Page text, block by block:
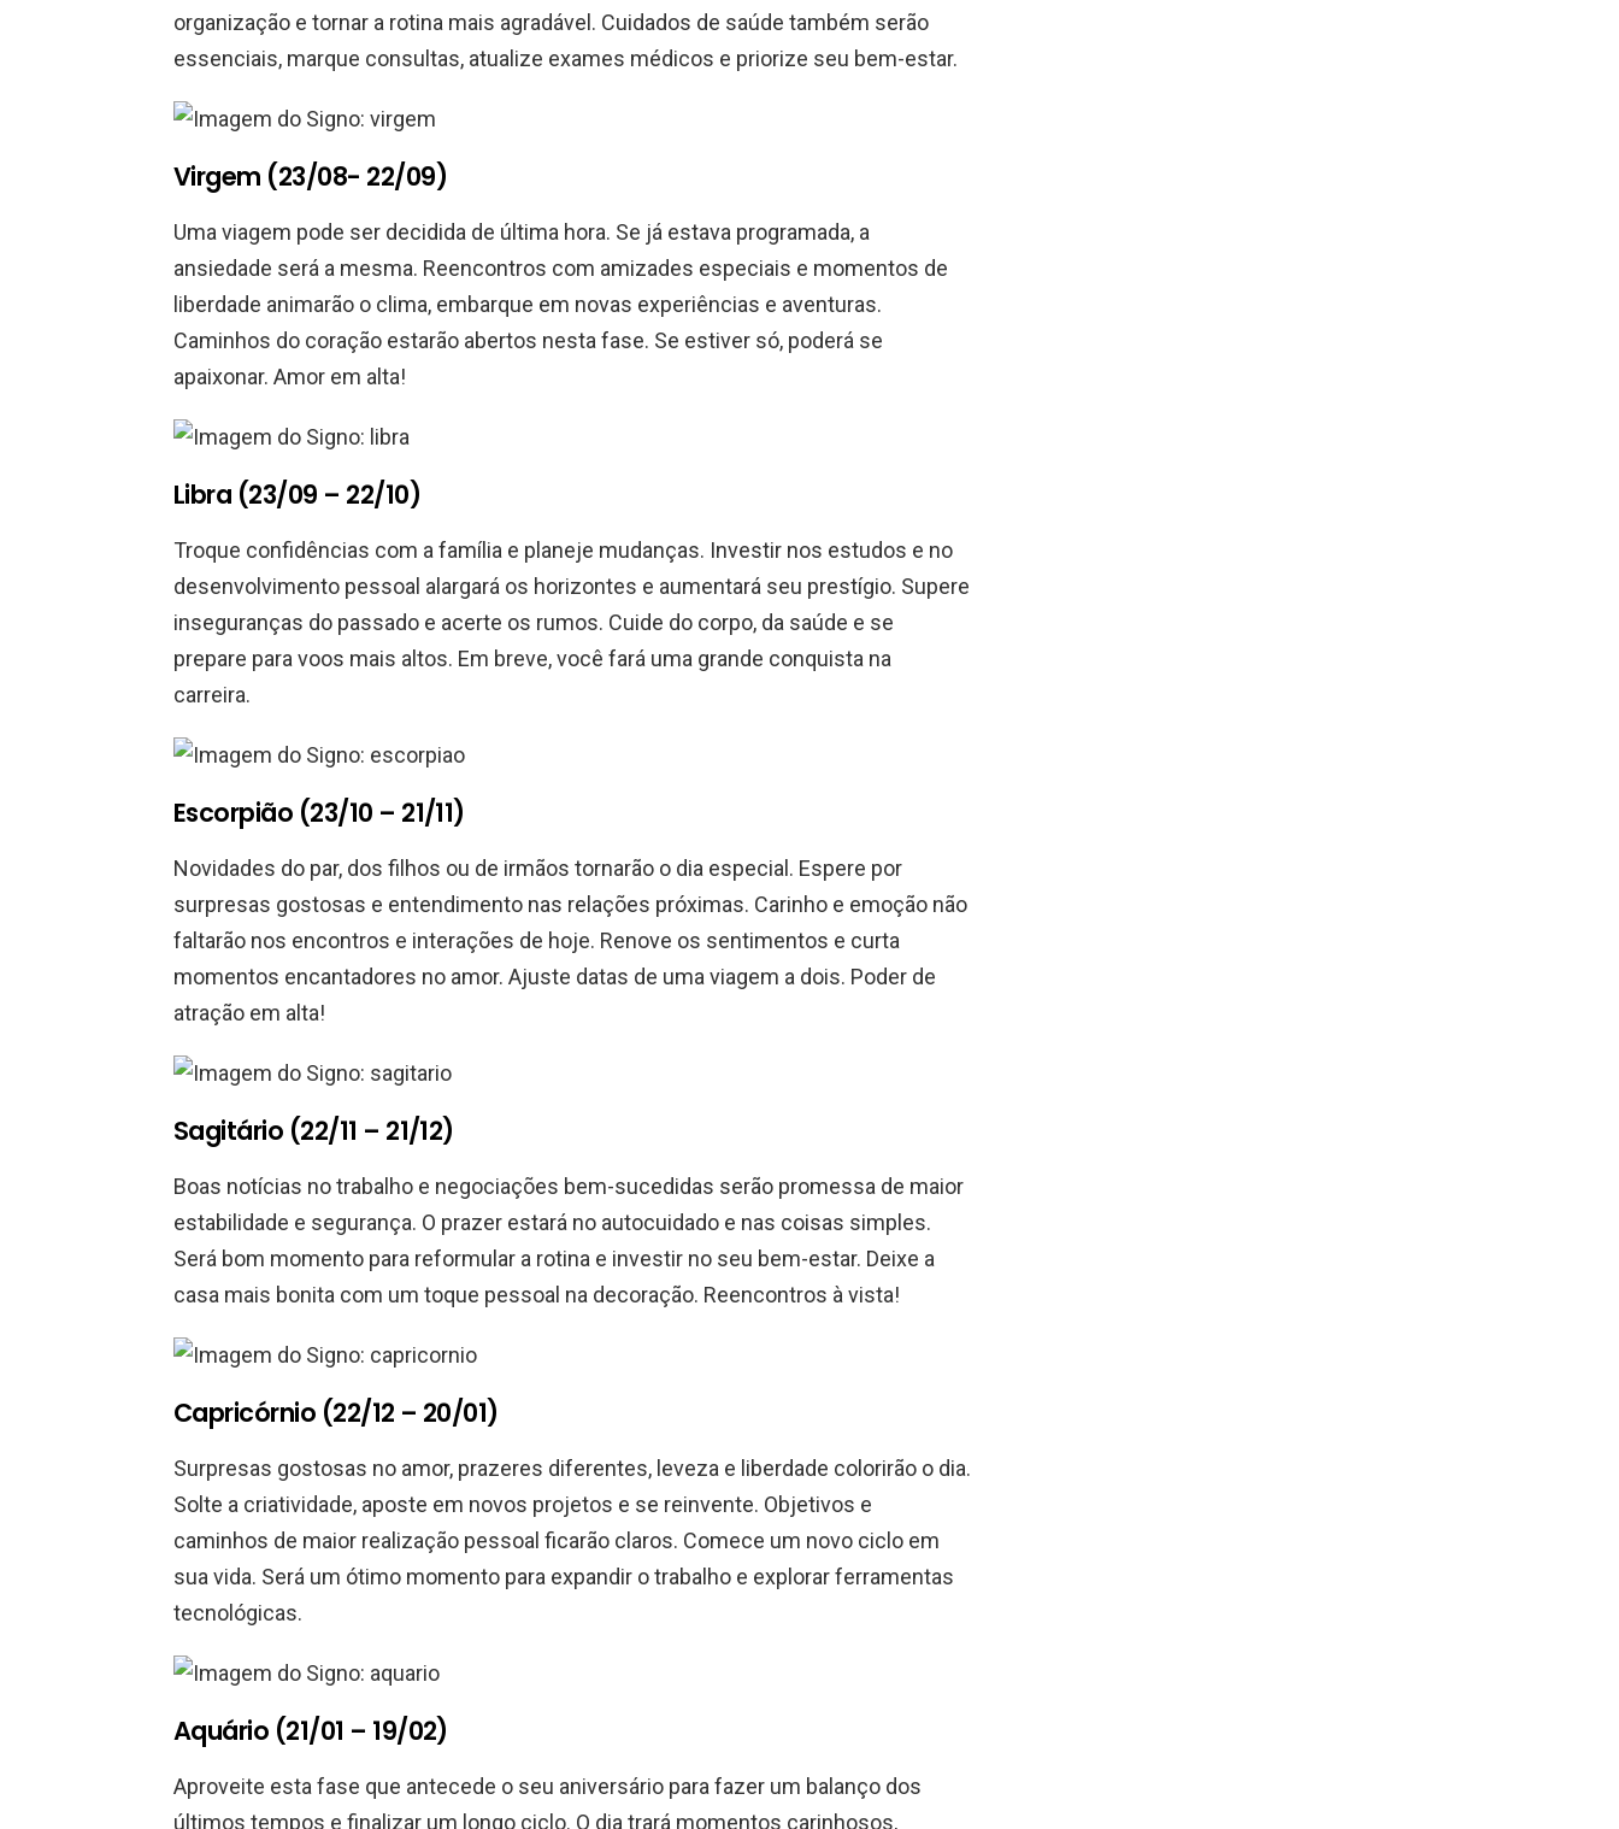
organização e tornar a rotina mais agradável. Cuidados de saúde também serão
essenciais, marque consultas, atualize exames médicos e priorize seu bem-estar.
Virgem (23/08- 22/09)
Uma viagem pode ser decidida de última hora. Se já estava programada, a
ansiedade será a mesma. Reencontros com amizades especiais e momentos de
liberdade animarão o clima, embarque em novas experiências e aventuras.
Caminhos do coração estarão abertos nesta fase. Se estiver só, poderá se
apaixonar. Amor em alta!
Libra (23/09 – 22/10)
Troque confidências com a família e planeje mudanças. Investir nos estudos e no
desenvolvimento pessoal alargará os horizontes e aumentará seu prestígio. Supere
inseguranças do passado e acerte os rumos. Cuide do corpo, da saúde e se
prepare para voos mais altos. Em breve, você fará uma grande conquista na
carreira.
Escorpião (23/10 – 21/11)
Novidades do par, dos filhos ou de irmãos tornarão o dia especial. Espere por
surpresas gostosas e entendimento nas relações próximas. Carinho e emoção não
faltarão nos encontros e interações de hoje. Renove os sentimentos e curta
momentos encantadores no amor. Ajuste datas de uma viagem a dois. Poder de
atração em alta!
Sagitário (22/11 – 21/12)
Boas notícias no trabalho e negociações bem-sucedidas serão promessa de maior
estabilidade e segurança. O prazer estará no autocuidado e nas coisas simples.
Será bom momento para reformular a rotina e investir no seu bem-estar. Deixe a
casa mais bonita com um toque pessoal na decoração. Reencontros à vista!
Capricórnio (22/12 – 20/01)
Surpresas gostosas no amor, prazeres diferentes, leveza e liberdade colorirão o dia.
Solte a criatividade, aposte em novos projetos e se reinvente. Objetivos e
caminhos de maior realização pessoal ficarão claros. Comece um novo ciclo em
sua vida. Será um ótimo momento para expandir o trabalho e explorar ferramentas
tecnológicas.
Aquário (21/01 – 19/02)
Aproveite esta fase que antecede o seu aniversário para fazer um balanço dos
últimos tempos e finalizar um longo ciclo. O dia trará momentos carinhosos,